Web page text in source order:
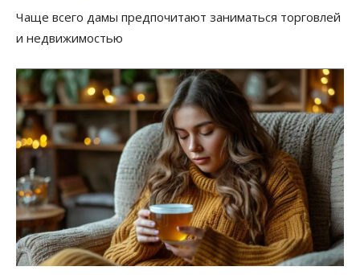
Чаще всего дамы предпочитают заниматься торговлей
и недвижимостью